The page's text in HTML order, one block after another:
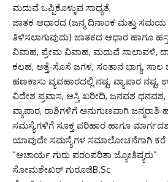
ಮದುವೆ ಒಪ್ಪಿಕೊಳ್ಳುವ ಸಾಧ್ಯತೆ,
ಜಾತಕ ಆಧಾರದ (ಜನ್ಮ ದಿನಾಂಕ ಮತ್ತು
ತಿಳಿಸಲಾಗುವುದು) ಜಾತಕದ ಆಧಾರ ಹಾಗೂ
ವಿವಾಹ, ಪ್ರೇಮ ವಿವಾಹ, ಮದುವೆ ಸಾಲಾವಳಿ,
ಕಲಹ, ಅತ್ತೆ-ಸೊಸೆ ಜಗಳ, ಸಂತಾನ ಭಾಗ್ಯ, ಸಾಲ
ಹಣಕಾಸು ವ್ಯವಹಾರದಲ್ಲಿ ನಷ್ಟ, ವ್ಯಾಪಾರ ನಷ್ಟ,
ವಿದೇಶ ಪ್ರವಾಸ, ಆಸ್ತಿ ಖರೀದಿ, ಜನವಶ ಧನವಶ,
ವ್ಯಾಪಾರ, ರಾಶಿಗಳಿಗೆ ಅನುಗುಣವಾಗಿ ಜನ್ಮರಾಶಿ
ಸಮಸ್ಯೆಗಳಿಗೆ ಸೂಕ್ತ ಪರಿಹಾರ ಹಾಗೂ
ಯಾವುದೇ ಸಮಸ್ಯೆಗಳ ಸಮಾಲೋಚನೆಗಾಗಿ
“ಆಚಾರ್ಯ ಗುರು ಪರಂಪರಿತಾ ಜ್ಯೋತಿಷ್ಯರು”
ಸೋಮಶೇಖರ್ ಗುರೂಜಿB.Sc